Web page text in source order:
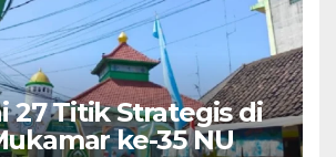
27 Titik Strategis di
ke-35 NU